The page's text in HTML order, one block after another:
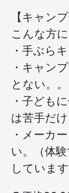
【キャン
こんな方
・手ぶら
・キャン
とない。。
・子ども
は苦手だけ
・メーカ
い。（体
しています